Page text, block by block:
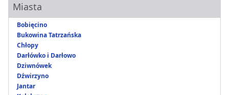
Miasta
Bobięcino
Bukowina Tatrzańska
Chłopy
Darłówko i Darłowo
Dziwnówek
Dźwirzyno
Jantar